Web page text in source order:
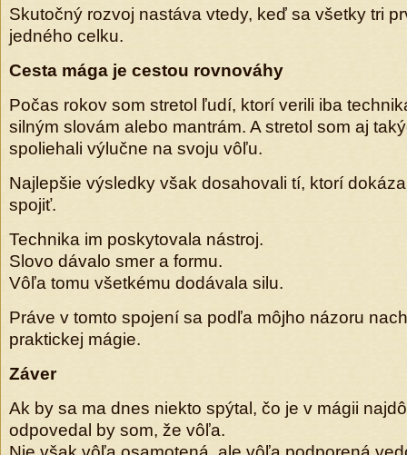
Skutočný rozvoj nastáva vtedy, keď sa všetky tri
jedného celku.
Cesta mága je cestou rovnováhy
Počas rokov som stretol ľudí, ktorí verili iba
silným slovám alebo mantrám. A stretol som aj
spoliehali výlučne na svoju vôľu.
Najlepšie výsledky však dosahovali tí, ktorí
spojiť.
Technika im poskytovala nástroj.
Slovo dávalo smer a formu.
Vôľa tomu všetkému dodávala silu.
Práve v tomto spojení sa podľa môjho názoru
praktickej mágie.
Záver
Ak by sa ma dnes niekto spýtal, čo je v mágii
odpovedal by som, že vôľa.